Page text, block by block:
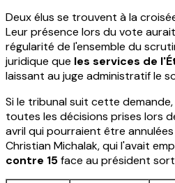
Deux élus se trouvent à la
Leur présence lors du vote
régularité de l'ensemble du
juridique que les services de
laissant au juge administratif le
Si le tribunal suit cette
toutes les décisions prises lors
avril qui pourraient être
Christian Michalak, qui l'avait
contre 15face au président